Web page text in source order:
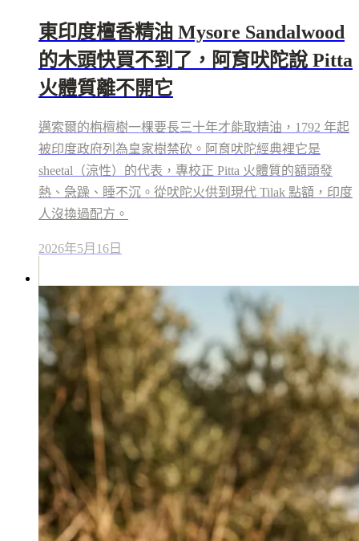
東印度檀香精油 Mysore Sandalwood
的木頭快買不到了，阿育吠陀說 Pitta
火體質離不開它
邁索爾的栴檀樹一棵要長三十年才能取精油，1792 年起
被印度政府列為皇家樹禁砍。阿育吠陀經典裡它是
sheetal（涼性）的代表，專校正 Pitta 火體質的額頭發
熱、急躁、睡不沉。從吠陀火供到現代 Tilak 點額，印度
人沒換過配方。
2026年5月16日